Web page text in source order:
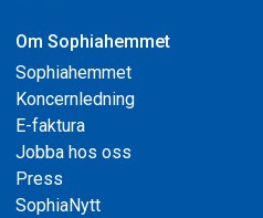
Om Sophiahemmet
Sophiahemmet
Koncernledning
E-faktura
Jobba hos oss
Press
SophiaNytt